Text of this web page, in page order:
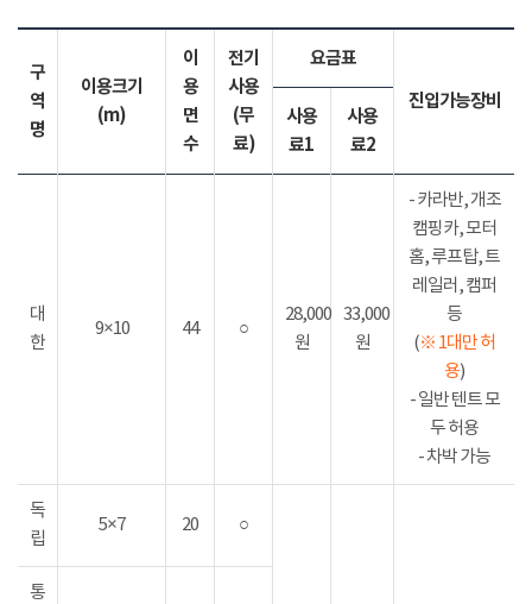
구
역
명
이용크기
(m)
이
용
면
수
전기
사용
(무
료)
요금표
진입가능장비
사용
료1
사용
료2
대
한
9×10 44 ○
28,000
원
33,000
원
- 카라반, 개조
캠핑카, 모터
홈, 루프탑, 트
레일러, 캠퍼
등
(※ 1대만 허
용)
- 일반 텐트 모
두 허용
- 차박 가능
독
립
5×7 20 ○
통